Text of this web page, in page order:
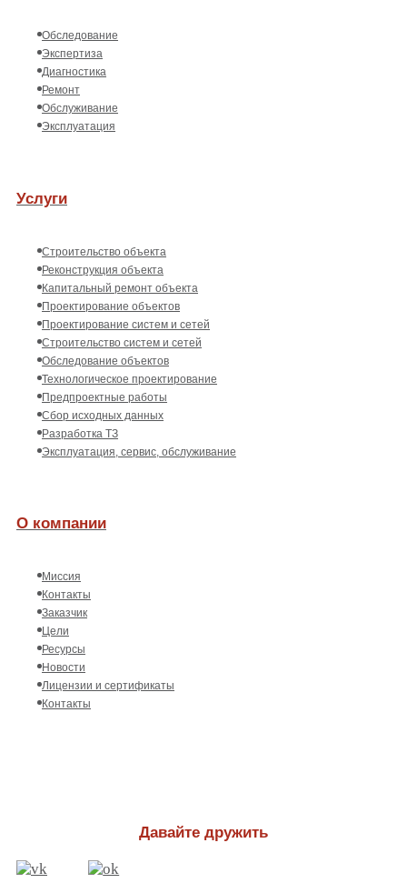
Обследование
Экспертиза
Диагностика
Ремонт
Обслуживание
Эксплуатация
Услуги
Строительство объекта
Реконструкция объекта
Капитальный ремонт объекта
Проектирование объектов
Проектирование систем и сетей
Строительство систем и сетей
Обследование объектов
Технологическое проектирование
Предпроектные работы
Сбор исходных данных
Разработка ТЗ
Эксплуатация, сервис, обслуживание
О компании
Миссия
Контакты
Заказчик
Цели
Ресурсы
Новости
Лицензии и сертификаты
Контакты
Давайте дружить